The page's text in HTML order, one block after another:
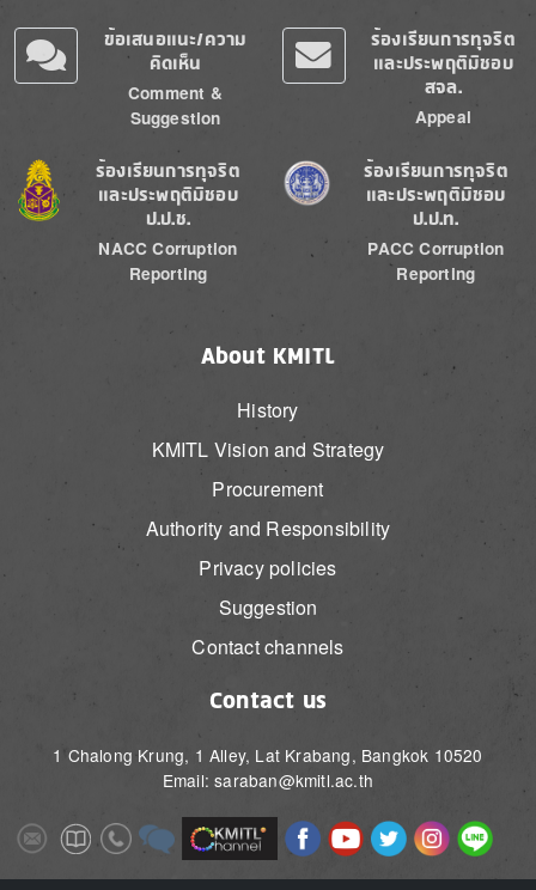
ข้อเสนอแนะ/ความ
คิดเห็น
Comment &
Suggestion
ร้องเรียนการทุจริต
และประพฤติมิชอบ
สจล.
Appeal
Image
ร้องเรียนการทุจริต
และประพฤติมิชอบ
ป.ป.ช.
NACC Corruption
Reporting
Image
ร้องเรียนการทุจริต
และประพฤติมิชอบ
ป.ป.ท.
PACC Corruption
Reporting
About KMITL
History
KMITL Vision and Strategy
Procurement
Authority and Responsibility
Privacy policies
Suggestion
Contact channels
Contact us
1 Chalong Krung, 1 Alley, Lat Krabang, Bangkok 10520
Email: saraban@kmitl.ac.th
ImageImageImageImage Image ImageImageImageImageImage